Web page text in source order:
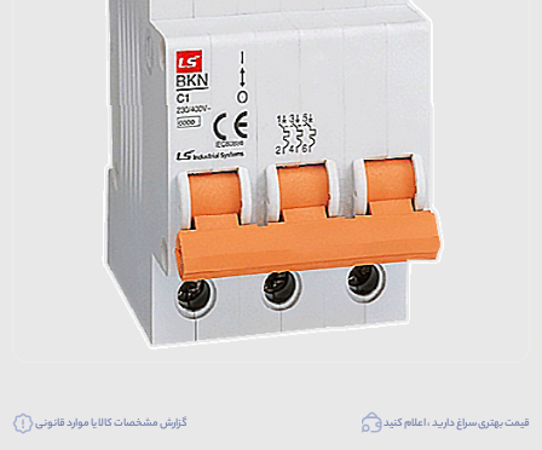
قیمت بهتری سراغ دارید ، اعلام کنید گزارش مشخصات کالا یا موارد قانونی